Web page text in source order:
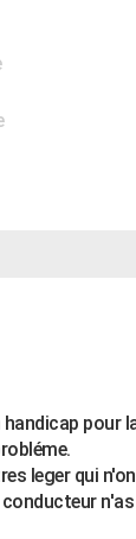
pour
leger qui